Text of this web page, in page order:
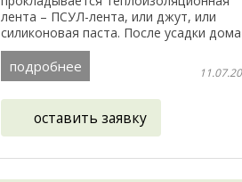
лента – ПСУЛ-лента, или джут, или
силиконовая паста. После усадки дома
швы между бревнами следует заложить
специальным шнуром, например, из ...
подробнее
оставить заявку